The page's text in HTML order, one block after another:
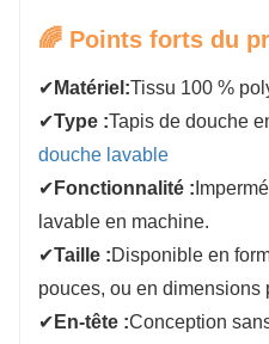
🌈 Points forts du
✔ Matériel:Tissu 100 %
✔Type :Tapis de douche
douche lavable
✔ Fonctionnalité :
lavable en machine.
✔Taille :Disponible en
pouces, ou en dimensions
✔ En-tête :Conception